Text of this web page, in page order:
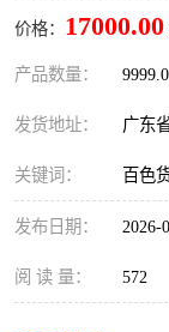
价格： 17000.00
产品数量：
发货地址： 广东
关键词： 百色
发布日期： 2026-
阅 读 量： 572